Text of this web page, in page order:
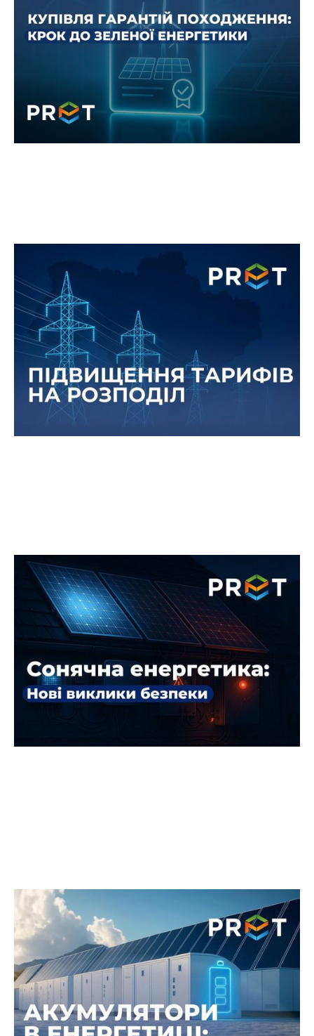
28 серпня 2025 року PRET Сервіс Енергозмін
успішно придбав гарантії походження
електроенергії.
НКРЕКП прийняло рішення про
встановлення нових тарифів на
послуги з розподілу електроенергії
26 серпня 2025 року, на засіданні НКРЕКП було
прийнято постанову про нові тарифи на послуги
з розподілу електроенергії.
Сонячні панелі та кібербезпека:
чому навіть СЕС можуть стати
мішенню для хакерів
Сонячні електростанції в Україні продовжують
зростати в популярності серед бізнесу та
приватних домогосподарств. Вони приносять
економію, незалежність від енергосистеми та
навіть прибуток.
Українці масово переходять на
батареї: новий тренд чи
необхідність?
В Україні формується нова тенденція серед
власників сонячних електростанцій (СЕС) — все
більше домогосподарств і підприємств
інвестують у системи накопичення енергії.